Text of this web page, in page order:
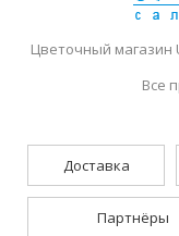
Цветочный магазин
Все
Доставка
Партнёры